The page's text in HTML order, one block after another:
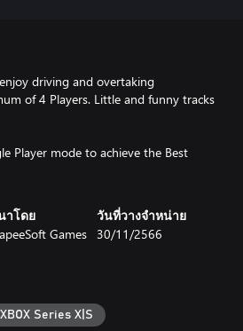
driving and overtaking
of 4 Players. Little and funny tracks
Player mode to achieve the Best
าโดย
Games
วันที่วางจำหน่าย
30/11/2566
XBOX Series X|S